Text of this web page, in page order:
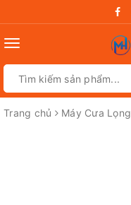
Toggle
Trang chủ Máy Cưa Lọng